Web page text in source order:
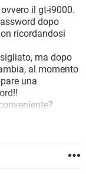
il gt-i9000.
dopo
ricordandosi
ma dopo
al momento
una